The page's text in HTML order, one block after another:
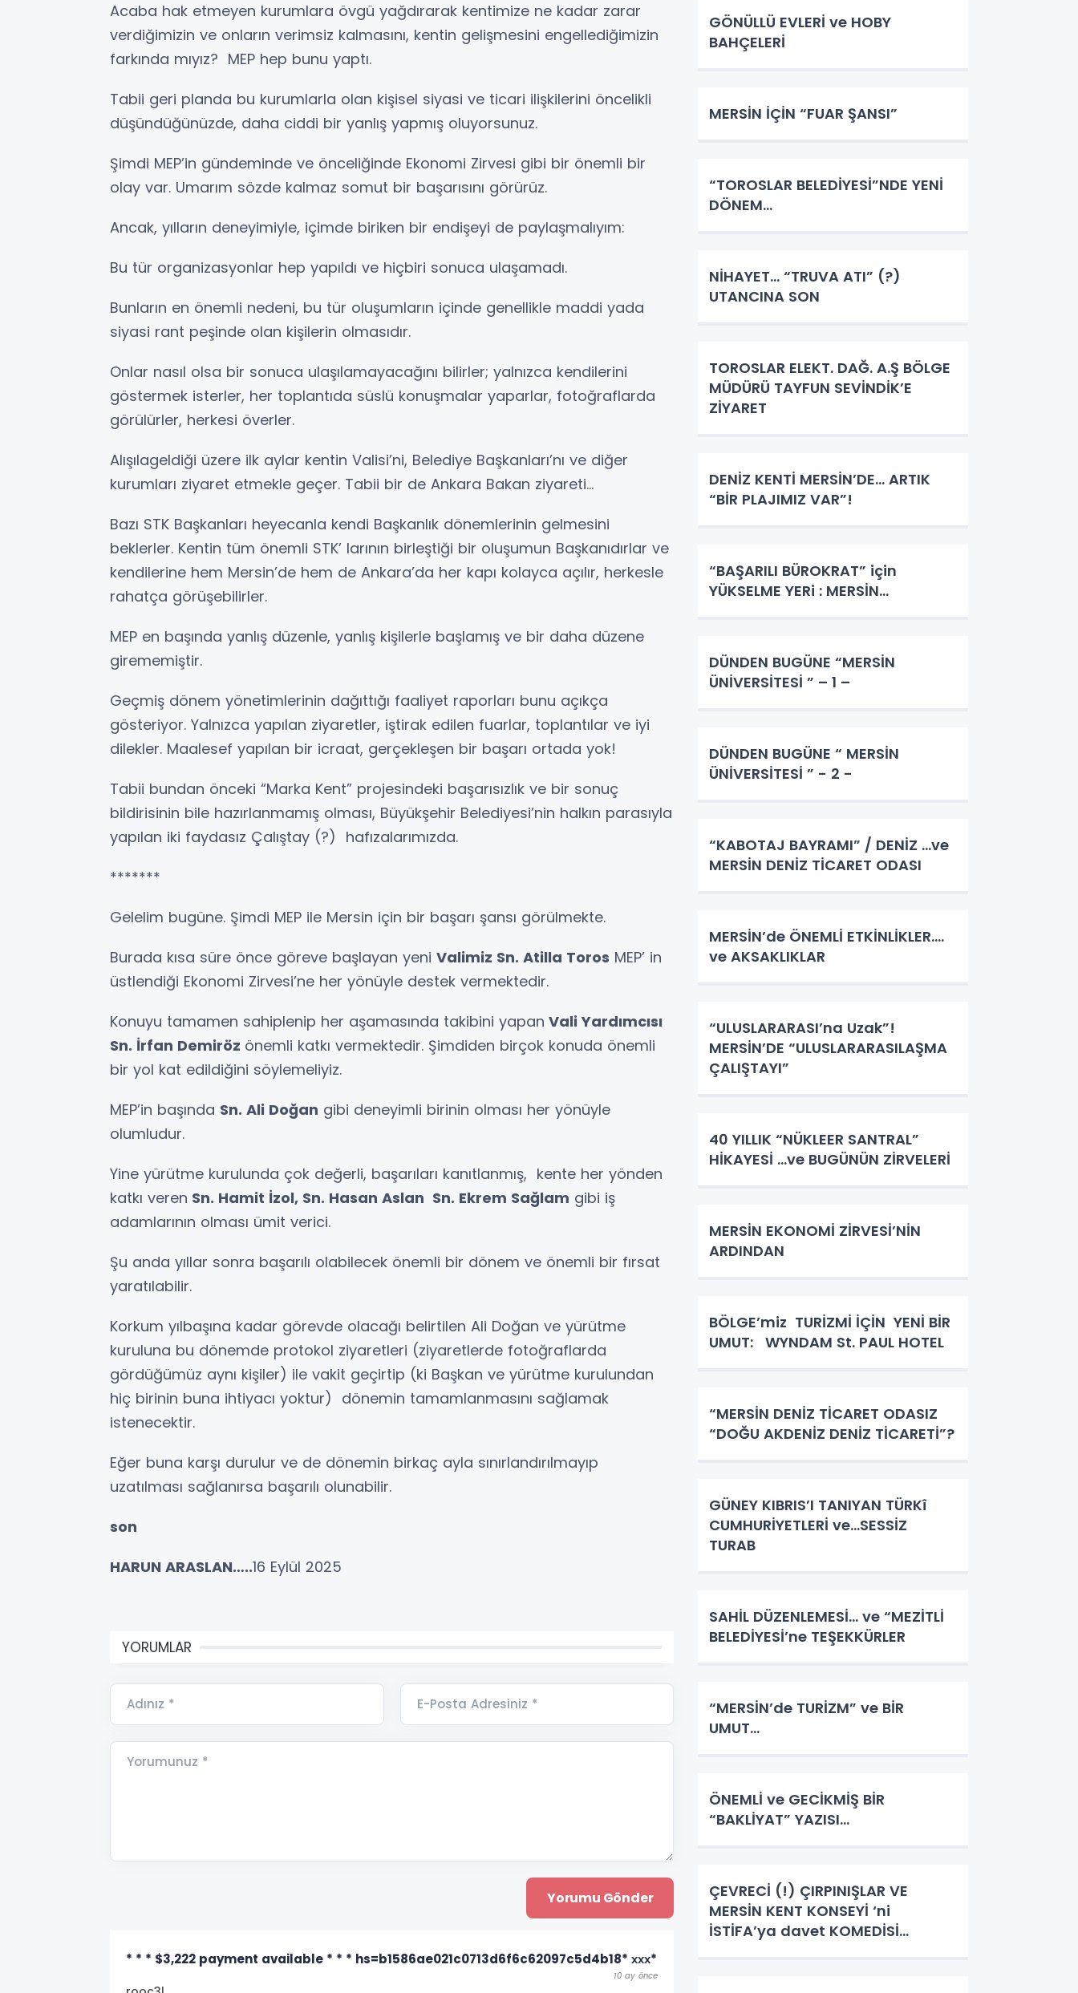
Acaba hak etmeyen kurumlara övgü yağdırarak kentimize ne kadar zarar
verdiğimizin ve onların verimsiz kalmasını, kentin gelişmesini engellediğimizin
farkında mıyız? MEP hep bunu yaptı.
Tabii geri planda bu kurumlarla olan kişisel siyasi ve ticari ilişkilerini öncelikli
düşündüğünüzde, daha ciddi bir yanlış yapmış oluyorsunuz.
Şimdi MEP’in gündeminde ve önceliğinde Ekonomi Zirvesi gibi bir önemli bir
olay var. Umarım sözde kalmaz somut bir başarısını görürüz.
Ancak, yılların deneyimiyle, içimde biriken bir endişeyi de paylaşmalıyım:
Bu tür organizasyonlar hep yapıldı ve hiçbiri sonuca ulaşamadı.
Bunların en önemli nedeni, bu tür oluşumların içinde genellikle maddi yada
siyasi rant peşinde olan kişilerin olmasıdır.
Onlar nasıl olsa bir sonuca ulaşılamayacağını bilirler; yalnızca kendilerini
göstermek isterler, her toplantıda süslü konuşmalar yaparlar, fotoğraflarda
görülürler, herkesi överler.
Alışılageldiği üzere ilk aylar kentin Valisi’ni, Belediye Başkanları’nı ve diğer
kurumları ziyaret etmekle geçer. Tabii bir de Ankara Bakan ziyareti…
Bazı STK Başkanları heyecanla kendi Başkanlık dönemlerinin gelmesini
beklerler. Kentin tüm önemli STK’ larının birleştiği bir oluşumun Başkanıdırlar ve
kendilerine hem Mersin’de hem de Ankara’da her kapı kolayca açılır, herkesle
rahatça görüşebilirler.
MEP en başında yanlış düzenle, yanlış kişilerle başlamış ve bir daha düzene
girememiştir.
Geçmiş dönem yönetimlerinin dağıttığı faaliyet raporları bunu açıkça
gösteriyor. Yalnızca yapılan ziyaretler, iştirak edilen fuarlar, toplantılar ve iyi
dilekler. Maalesef yapılan bir icraat, gerçekleşen bir başarı ortada yok!
Tabii bundan önceki “Marka Kent” projesindeki başarısızlık ve bir sonuç
bildirisinin bile hazırlanmamış olması, Büyükşehir Belediyesi’nin halkın parasıyla
yapılan iki faydasız Çalıştay (?) hafızalarımızda.
*******
Gelelim bugüne. Şimdi MEP ile Mersin için bir başarı şansı görülmekte.
Burada kısa süre önce göreve başlayan yeni Valimiz Sn. Atilla Toros MEP’ in
üstlendiği Ekonomi Zirvesi’ne her yönüyle destek vermektedir.
Konuyu tamamen sahiplenip her aşamasında takibini yapan Vali Yardımcısı
Sn. İrfan Demiröz önemli katkı vermektedir. Şimdiden birçok konuda önemli
bir yol kat edildiğini söylemeliyiz.
MEP’in başında Sn. Ali Doğan gibi deneyimli birinin olması her yönüyle
olumludur.
Yine yürütme kurulunda çok değerli, başarıları kanıtlanmış, kente her yönden
katkı veren Sn. Hamit İzol, Sn. Hasan Aslan Sn. Ekrem Sağlam gibi iş
adamlarının olması ümit verici.
Şu anda yıllar sonra başarılı olabilecek önemli bir dönem ve önemli bir fırsat
yaratılabilir.
Korkum yılbaşına kadar görevde olacağı belirtilen Ali Doğan ve yürütme
kuruluna bu dönemde protokol ziyaretleri (ziyaretlerde fotoğraflarda
gördüğümüz aynı kişiler) ile vakit geçirtip (ki Başkan ve yürütme kurulundan
hiç birinin buna ihtiyacı yoktur) dönemin tamamlanmasını sağlamak
istenecektir.
Eğer buna karşı durulur ve de dönemin birkaç ayla sınırlandırılmayıp
uzatılması sağlanırsa başarılı olunabilir.
son
HARUN ARASLAN…..16 Eylül 2025
YORUMLAR
Adınız * E-Posta Adresiniz *
Yorumunuz *
* * * $3,222 payment available * * * hs=b1586ae021c0713d6f6c62097c5d4b18* ххх*
10 ay önce
GÖNÜLLÜ EVLERİ ve HOBY
BAHÇELERİ
MERSİN İÇİN “FUAR ŞANSI”
“TOROSLAR BELEDİYESİ”NDE YENİ
DÖNEM…
NİHAYET… “TRUVA ATI” (?)
UTANCINA SON
TOROSLAR ELEKT. DAĞ. A.Ş BÖLGE
MÜDÜRÜ TAYFUN SEVİNDİK’E
ZİYARET
DENİZ KENTİ MERSİN’DE… ARTIK
“BİR PLAJIMIZ VAR”!
“BAŞARILI BÜROKRAT” için
YÜKSELME YERi : MERSİN…
DÜNDEN BUGÜNE “MERSİN
ÜNİVERSİTESİ ” – 1 –
DÜNDEN BUGÜNE “ MERSİN
ÜNİVERSİTESİ ” - 2 -
“KABOTAJ BAYRAMI” / DENİZ …ve
MERSİN DENİZ TİCARET ODASI
MERSİN’de ÖNEMLİ ETKİNLİKLER….
ve AKSAKLIKLAR
“ULUSLARARASI’na Uzak”!
MERSİN’DE “ULUSLARARASILAŞMA
ÇALIŞTAYI”
40 YILLIK “NÜKLEER SANTRAL”
HİKAYESİ …ve BUGÜNÜN ZİRVELERİ
MERSİN EKONOMİ ZİRVESİ’NİN
ARDINDAN
BÖLGE’miz TURİZMİ İÇİN YENİ BİR
UMUT: WYNDAM St. PAUL HOTEL
“MERSİN DENİZ TİCARET ODASIZ
“DOĞU AKDENİZ DENİZ TİCARETİ”?
GÜNEY KIBRIS’I TANIYAN TÜRKî
CUMHURİYETLERİ ve…SESSİZ
TURAB
SAHİL DÜZENLEMESİ… ve “MEZİTLİ
BELEDİYESİ’ne TEŞEKKÜRLER
“MERSİN’de TURİZM” ve BİR
UMUT…
ÖNEMLİ ve GECİKMİŞ BİR
“BAKLİYAT” YAZISI…
ÇEVRECİ (!) ÇIRPINIŞLAR VE
MERSİN KENT KONSEYİ ‘ni
İSTİFA’ya davet KOMEDİSİ…